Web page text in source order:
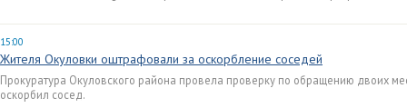
15:00
Жителя Окуловки оштрафовали за оскорбление соседей
Прокуратура Окуловского района провела проверку по обращению двоих
оскорбил сосед.